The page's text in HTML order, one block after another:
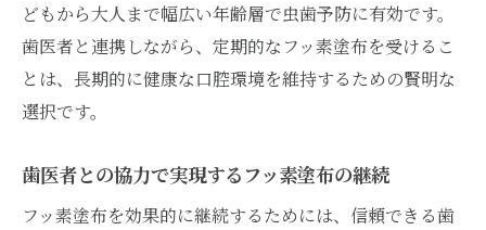
どもから大人まで幅広い年齢層で虫歯予防に有効です。
歯医者と連携しながら、定期的なフッ素塗布を受けるこ
とは、長期的に健康な口腔環境を維持するための賢明な
選択です。
歯医者との協力で実現するフッ素塗布の継続
フッ素塗布を効果的に継続するためには、信頼できる歯